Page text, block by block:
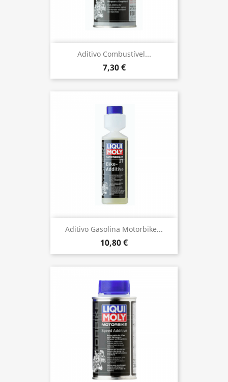
Aditivo Combustível...
7,30 €
Aditivo Gasolina Motorbike...
10,80 €